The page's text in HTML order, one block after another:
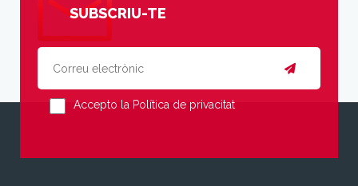
SUBSCRIU-TE
Accepto la Política de privacitat